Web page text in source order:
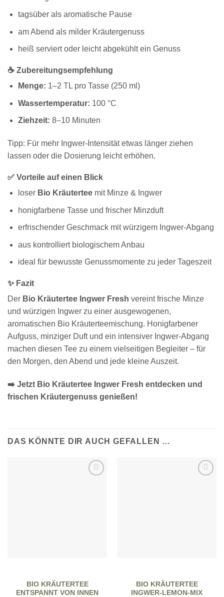
tagsüber als aromatische Pause
am Abend als milder Kräutergenuss
heiß serviert oder leicht abgekühlt ein Genuss
☕ Zubereitungsempfehlung
Menge: 1–2 TL pro Tasse (250 ml)
Wassertemperatur: 100 °C
Ziehzeit: 8–10 Minuten
Tipp: Für mehr Ingwer-Intensität etwas länger ziehen
lassen oder die Dosierung leicht erhöhen.
✅ Vorteile auf einen Blick
loser Bio Kräuterteemit Minze & Ingwer
honigfarbene Tasse und frischer Minzduft
erfrischender Geschmack mit würzigem Ingwer-Abgang
aus kontrolliert biologischem Anbau
ideal für bewusste Genussmomente zu jeder Tageszeit
✨ Fazit
Der Bio Kräutertee Ingwer Fresh vereint frische Minze
und würzigen Ingwer zu einer ausgewogenen,
aromatischen Bio Kräuterteemischung. Honigfarbener
Aufguss, minziger Duft und ein intensiver Ingwer-Abgang
machen diesen Tee zu einem vielseitigen Begleiter – für
den Morgen, den Abend und jede kleine Auszeit.
➡️ Jetzt Bio Kräutertee Ingwer Fresh entdecken und
frischen Kräutergenuss genießen!
DAS KÖNNTE DIR AUCH GEFALLEN …
BIO KRÄUTERTEE
ENTSPANNT VON INNEN
BIO KRÄUTERTEE
INGWER-LEMON-MIX